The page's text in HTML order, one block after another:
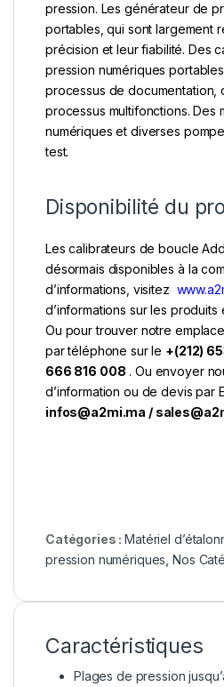
pression. Les générateur de
portables, qui sont largement
précision et leur fiabilité. Des
pression numériques
processus de documentation,
processus multifonctions. Des
numériques et diverses
test.
Disponibilité du
Les calibrateurs de boucle
désormais disponibles à la
d’informations, visitez
d’informations sur les produits
Ou pour trouver notre
par téléphone sur le +(212)
666 816 008 . Ou envoyer
d’information ou de devis par
infos@a2mi.ma /
Catégories :Matériel
pression numériques,Nos
Caractéristiques
Plages de pression